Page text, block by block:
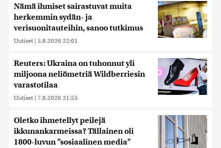
Nämä ihmiset sairastuvat muita
herkemmin sydän- ja
verisuonitauteihin, sanoo tutkimus
Uutiset | 5.8.2026 22:01
Reuters: Ukraina on tuhonnut yli
miljoona neliömetriä Wildberriesin
varastotilaa
Uutiset | 7.8.2026 21:55
Oletko ihmetellyt peilejä
ikkunankarmeissa? Tällainen oli
1800-luvun ”sosiaalinen media”